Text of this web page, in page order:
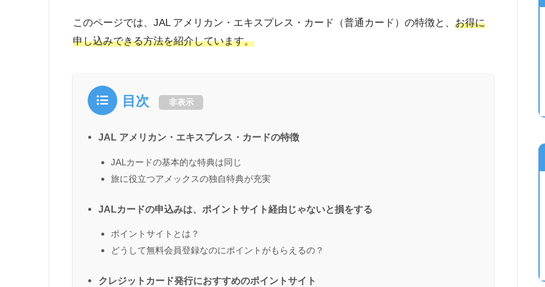
このページでは、JAL アメリカン・エキスプレス・カード（普通カード）の特徴と、 お得に
申し込みできる方法を紹介しています。
目次 非表示
JAL アメリカン・エキスプレス・カードの特徴
JALカードの基本的な特典は同じ
旅に役立つアメックスの独自特典が充実
JALカードの申込みは、ポイントサイト経由じゃないと損をする
ポイントサイトとは？
どうして無料会員登録なのにポイントがもらえるの？
クレジットカード発行におすすめのポイントサイト